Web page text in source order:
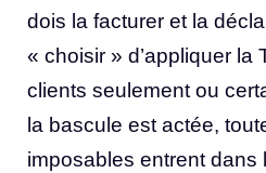
dois la facturer et la
« choisir » d’appliquer la
clients seulement ou
la bascule est actée,
imposables entrent dans